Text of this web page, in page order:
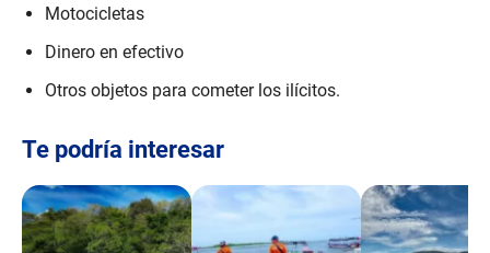
Motocicletas
Dinero en efectivo
Otros objetos para cometer los ilícitos.
Te podría interesar